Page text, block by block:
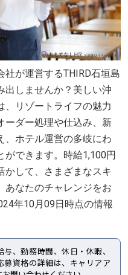
社が運営するTHIRD石垣島
出しませんか？美しい沖
、リゾートライフの魅力
ーダー処理や仕込み、新
、ホテル運営の多岐にわ
ができます。時給1,100円
かして、さまざまなスキ
あなたのチャレンジをお
年10月09日時点の情報
与、勤務時間、休日・休暇、
募資格の詳細は、キャリアア